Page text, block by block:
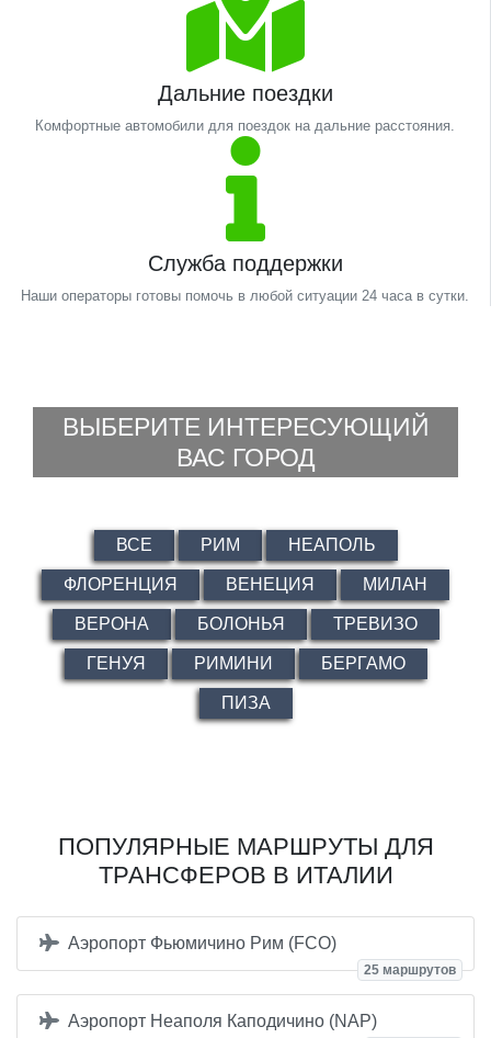
Дальние поездки
Комфортные автомобили для поездок на дальние расстояния.
Служба поддержки
Наши операторы готовы помочь в любой ситуации 24 часа в сутки.
ВЫБЕРИТЕ ИНТЕРЕСУЮЩИЙ
ВАС ГОРОД
ВСЕ РИМ НЕАПОЛЬ
ФЛОРЕНЦИЯ ВЕНЕЦИЯ МИЛАН
ВЕРОНА БОЛОНЬЯ ТРЕВИЗО
ГЕНУЯ РИМИНИ БЕРГАМО
ПИЗА
ПОПУЛЯРНЫЕ МАРШРУТЫ ДЛЯ
ТРАНСФЕРОВ В ИТАЛИИ
Аэропорт Фьюмичино Рим (FCO)
25 маршрутов
Аэропорт Неаполя Каподичино (NAP)